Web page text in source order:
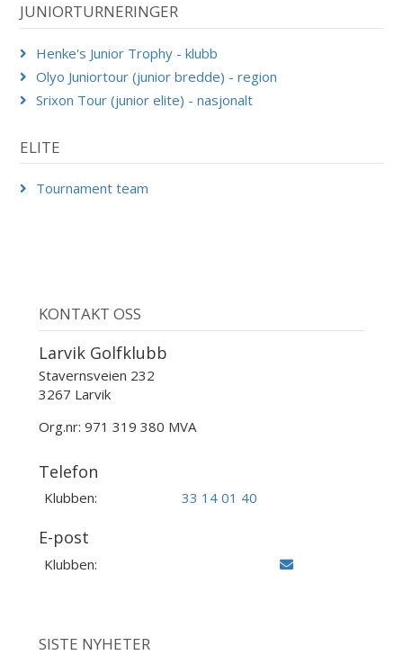
JUNIORTURNERINGER
Henke's Junior Trophy - klubb
Olyo Juniortour (junior bredde) - region
Srixon Tour (junior elite) - nasjonalt
ELITE
Tournament team
KONTAKT OSS
Larvik Golfklubb
Stavernsveien 232
3267 Larvik
Org.nr: 971 319 380 MVA
Telefon
Klubben: 33 14 01 40
E-post
Klubben:
SISTE NYHETER